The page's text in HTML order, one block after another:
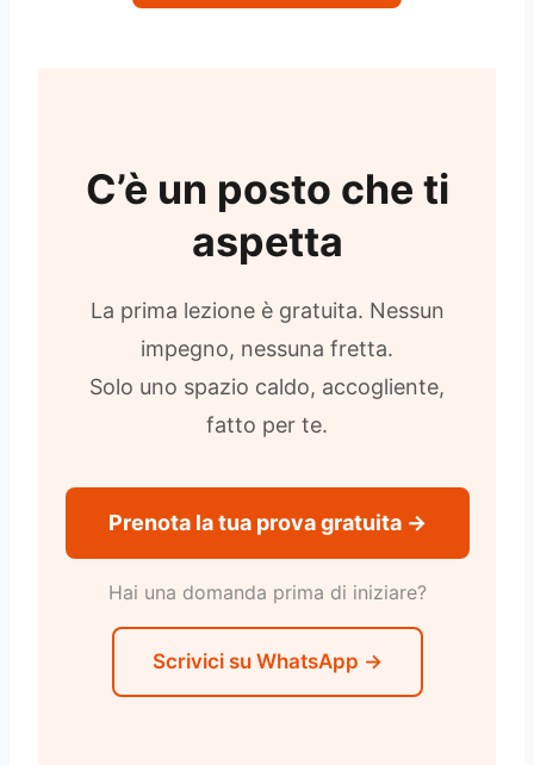
C’è un posto che ti
aspetta
La prima lezione è gratuita. Nessun
impegno, nessuna fretta.
Solo uno spazio caldo, accogliente,
fatto per te.
Prenota la tua prova gratuita →
Hai una domanda prima di iniziare?
Scrivici su WhatsApp →